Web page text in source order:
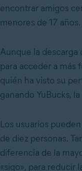
encontrar amigos
menores de 17 años.
Aunque la descarga
para acceder a más
quién ha visto su
ganando YuBucks,
Los usuarios
de diez personas.
diferencia de la
«sigo», para reducir